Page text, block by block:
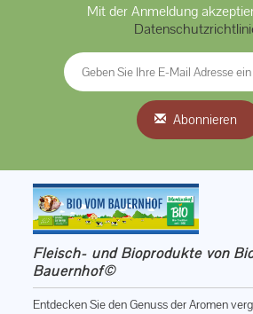
Mit der Anmeldung
Abonnieren
Fleisch- und Bioprodukte von
Bauernhof©
Entdecken Sie den Genuss der Aromen